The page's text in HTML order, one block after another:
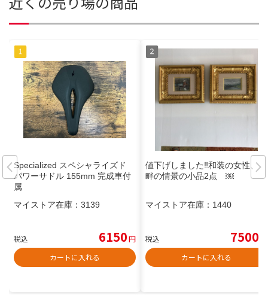
Specialized スペシャライズド
パワーサドル 155mm 完成車付
属
マイストア在庫： 3139
税込 6150円
カートに入れる
値下げしました‼️和装の女性、湖
畔の情景の小品2点 ￼
マイストア在庫： 1440
税込 7500
カートに入れる